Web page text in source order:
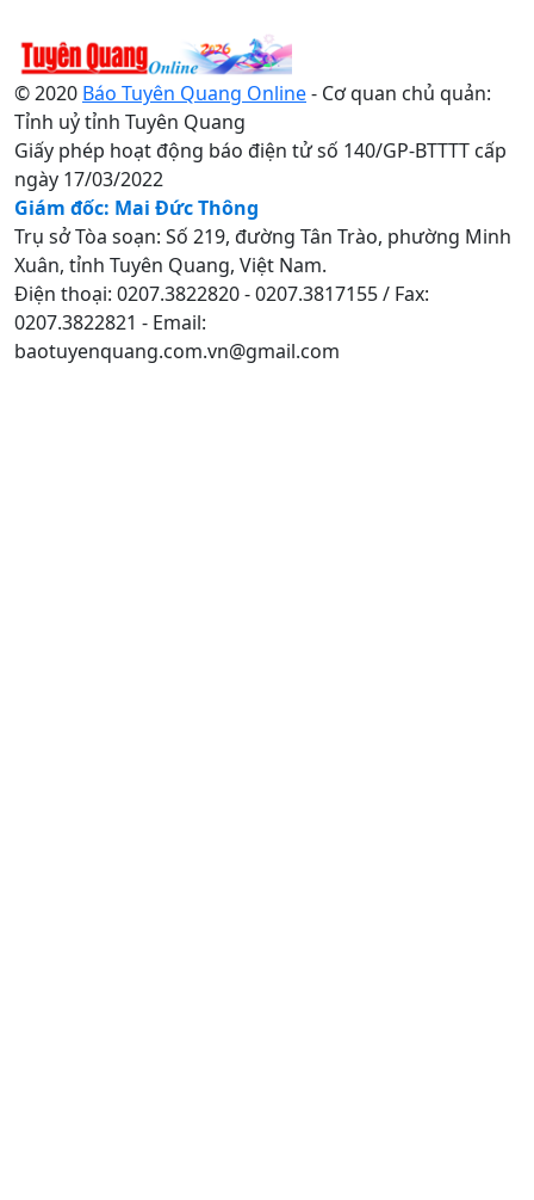
© 2020 Báo Tuyên Quang Online- Cơ quan chủ quản:
Tỉnh uỷ tỉnh Tuyên Quang
Giấy phép hoạt động báo điện tử số 140/GP-BTTTT cấp
ngày 17/03/2022
Giám đốc: Mai Đức Thông
Trụ sở Tòa soạn: Số 219, đường Tân Trào, phường Minh
Xuân, tỉnh Tuyên Quang, Việt Nam.
Điện thoại: 0207.3822820 - 0207.3817155 / Fax:
0207.3822821 - Email:
baotuyenquang.com.vn@gmail.com